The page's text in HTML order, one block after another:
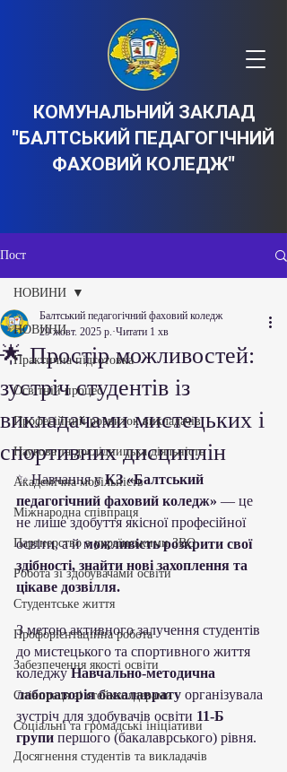
КОМУНАЛЬНИЙ ЗАКЛАД
"БАЛТСЬКИЙ ПЕДАГОГІЧНИЙ
ФАХОВИЙ КОЛЕДЖ"
Пост
НОВИНИ
Практична підготовка
Освітній процес
Професійний розвиток викладачів
Наукова та дослідницька діяльність
Академічна мобільність
Міжнародна співпраця
Партнерство з українськими ЗВО
Робота зі здобувачами освіти
Студентське життя
Профорієнтаційна робота
Забезпечення якості освіти
Співпраця зі стейкхолдерами
Соціальні та громадські ініціативи
Досягнення студентів та викладачів
НОВИНИ
🌟 Простір можливостей:
зустріч студентів із
викладачами мистецьких і
спортивних дисциплін
Балтський педагогічний фаховий коледж
29 жовт. 2025 р. Читати 1 хв
✨ Навчання у КЗ «Балтський
педагогічний фаховий коледж» — це
не лише здобуття якісної професійної
освіти, а й можливість розкрити свої
здібності, знайти нові захоплення та
цікаве дозвілля.
З метою активного залучення студентів
до мистецького та спортивного життя
коледжу Навчально-методична
лабораторія бакалаврату організувала
зустріч для здобувачів освіти 11-Б
групи першого (бакалаврського) рівня.